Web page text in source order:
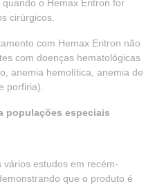
o Hemax Eritron for
cirúrgicos.
com Hemax Eritron não
com doenças hematológicas
anemia hemolítica, anemia de
porfiria).
populações especiais
estudos em recém-
que o produto é